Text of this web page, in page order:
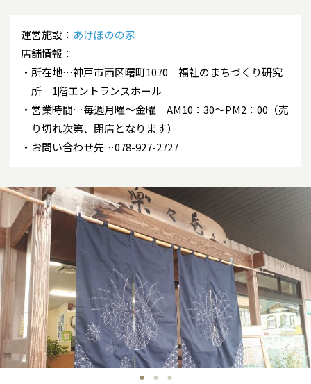
運営施設： あけぼのの家
店舗情報：
所在地…神戸市西区曙町1070 福祉のまちづくり研究
所 1階エントランスホール
営業時間…毎週月曜～金曜 AM10：30～PM2：00（売
り切れ次第、閉店となります）
お問い合わせ先…078-927-2727